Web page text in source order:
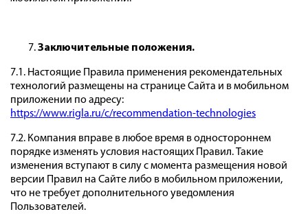
Заключительные положения.
7.1. Настоящие Правила применения рекомендательных
технологий размещены на странице Сайта и в мобильном
приложении по адресу:
https://www.rigla.ru/c/recommendation-technologies
7.2. Компания вправе в любое время в одностороннем
порядке изменять условия настоящих Правил. Такие
изменения вступают в силу с момента размещения новой
версии Правил на Сайте либо в мобильном приложении,
что не требует дополнительного уведомления
Пользователей.